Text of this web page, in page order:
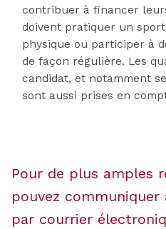
contribuer à financer
doivent pratiquer un
physique ou participer à
de façon régulière. Les
candidat, et notamment
sont aussi prises en
Pour de plus amples
pouvez communiquer
par courrier